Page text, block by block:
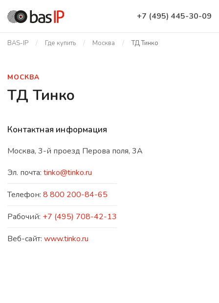
+7 (495) 445-30-09
BAS-IP Где купить Москва ТД Тинко
МОСКВА
ТД Тинко
Контактная информация
Москва, 3-й проезд Перова поля, 3А
Эл. почта: tinko@tinko.ru
Телефон: 8 800 200-84-65
Рабочий: +7 (495) 708-42-13
Веб-сайт: www.tinko.ru